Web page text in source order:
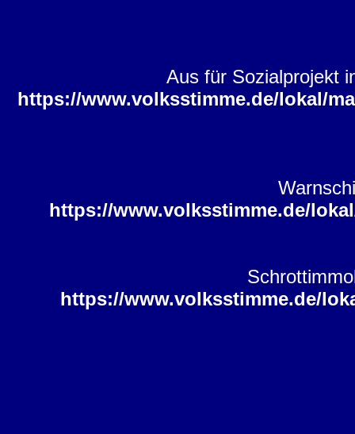
Aus für Sozialprojekt
https://www.volksstimme.de/lokal/
https://www.volksstimme.de/
https://www.volksstimme.de/